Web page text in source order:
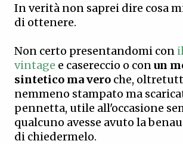
In verità non saprei dire cosa
di ottenere.
Non certo presentandomi con
vintage e casereccio o conun
sintetico ma vero che,
nemmeno stampato ma
pennetta, utile all'occasione
qualcuno avesse avuto la
di chiedermelo.